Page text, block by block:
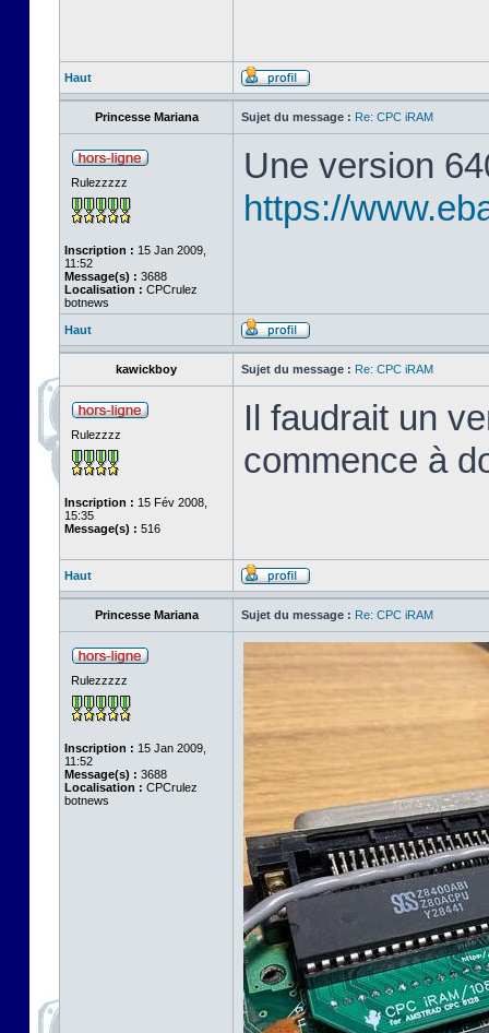
Haut
Princesse Mariana Sujet du message : Re: CPC iRAM
Rulezzzzz
Inscription : 15 Jan 2009,
11:52
Message(s) : 3688
Localisation : CPCrulez
botnews
Une version
https://
Haut
kawickboy Sujet du message : Re: CPC iRAM
Rulezzzz
Inscription : 15 Fév 2008,
15:35
Message(s) : 516
Il faudrait un
commence à
Haut
Princesse Mariana Sujet du message : Re: CPC iRAM
Rulezzzzz
Inscription : 15 Jan 2009,
11:52
Message(s) : 3688
Localisation : CPCrulez
botnews